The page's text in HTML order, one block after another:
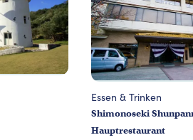
Essen & Trinken
Shimonoseki
Hauptrestaurant